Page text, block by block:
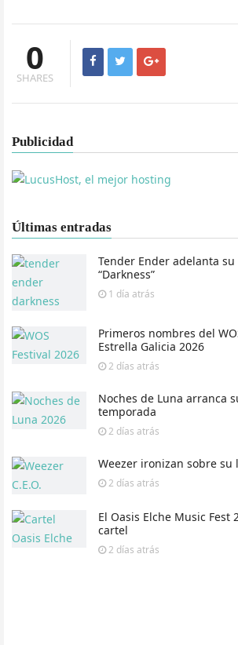
0
SHARES
Publicidad
Últimas entradas
Tender Ender adelanta
“Darkness”
1 día atrás
Primeros nombres del
Estrella Galicia 2026
2 días atrás
Noches de Luna arranca
temporada
2 días atrás
Weezer ironizan sobre su
2 días atrás
El Oasis Elche Music Fest
cartel
2 días atrás